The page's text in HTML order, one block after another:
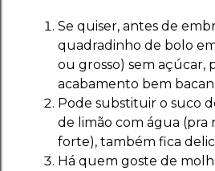
Se quiser, antes de
quadradinho de bolo
ou grosso) sem açúcar,
acabamento bem
Pode substituir o suco
de limão com água (pra
forte), também fica
Há quem goste de